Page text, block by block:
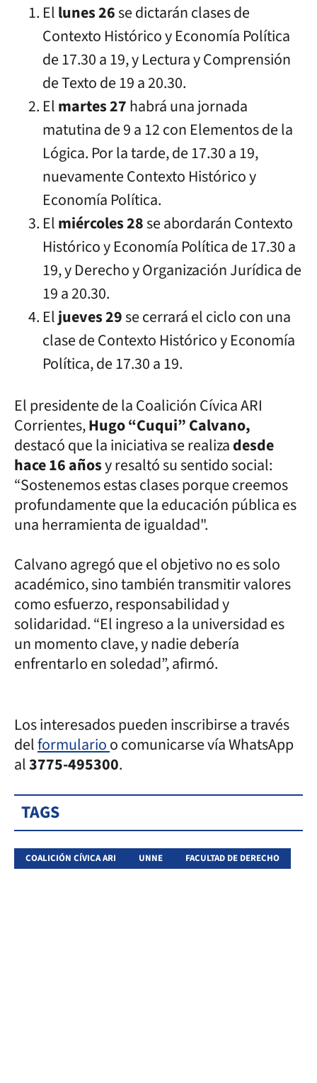
Ellunes 26se dictarán clases de
Contexto Histórico y Economía Política
de 17.30 a 19, y Lectura y Comprensión
de Texto de 19 a 20.30.
Elmartes 27habrá una jornada
matutina de 9 a 12 con Elementos de la
Lógica. Por la tarde, de 17.30 a 19,
nuevamente Contexto Histórico y
Economía Política.
Elmiércoles 28se abordarán Contexto
Histórico y Economía Política de 17.30 a
19, y Derecho y Organización Jurídica de
19 a 20.30.
Eljueves 29se cerrará el ciclo con una
clase de Contexto Histórico y Economía
Política, de 17.30 a 19.
El presidente de la Coalición Cívica ARI
Corrientes,Hugo “Cuqui” Calvano,
destacó que la iniciativa se realizadesde
hace 16 añosy resaltó su sentido social:
“Sostenemos estas clases porque creemos
profundamente que la educación pública es
una herramienta de igualdad".
Calvano agregó que el objetivo no es solo
académico, sino también transmitir valores
como esfuerzo, responsabilidad y
solidaridad. “El ingreso a la universidad es
un momento clave, y nadie debería
enfrentarlo en soledad”, afirmó.
Los interesados pueden inscribirse a través
delformularioo comunicarse vía WhatsApp
al3775-495300.
TAGS
COALICIÓN CÍVICA ARI UNNE FACULTAD DE DERECHO